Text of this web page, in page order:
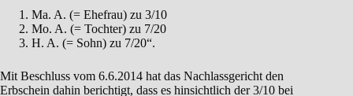
Ma. A. (= Ehefrau) zu 3/10
Mo. A. (= Tochter) zu 7/20
H. A. (= Sohn) zu 7/20“.
Mit Beschluss vom 6.6.2014 hat das Nachlassgericht den
Erbschein dahin berichtigt, dass es hinsichtlich der 3/10 bei